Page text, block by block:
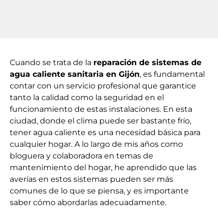
Cuando se trata de la reparación de sistemas de
agua caliente sanitaria en Gijón, es fundamental
contar con un servicio profesional que garantice
tanto la calidad como la seguridad en el
funcionamiento de estas instalaciones. En esta
ciudad, donde el clima puede ser bastante frío,
tener agua caliente es una necesidad básica para
cualquier hogar. A lo largo de mis años como
bloguera y colaboradora en temas de
mantenimiento del hogar, he aprendido que las
averías en estos sistemas pueden ser más
comunes de lo que se piensa, y es importante
saber cómo abordarlas adecuadamente.